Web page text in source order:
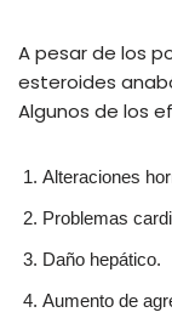
A pesar de los
esteroides
Algunos de los
Alteraciones
Problemas
Daño hepático.
Aumento de